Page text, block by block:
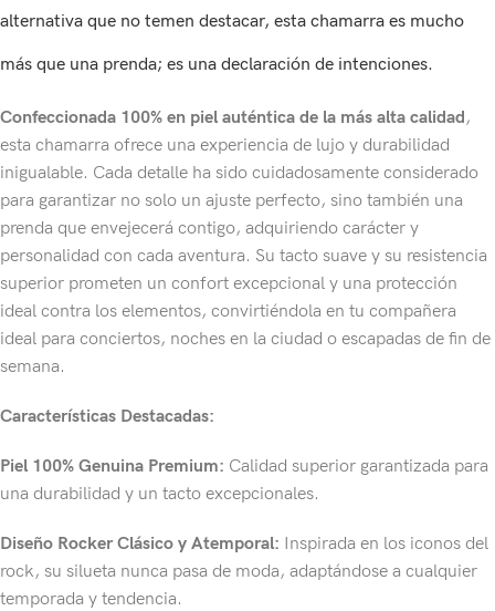
alternativa que no temen destacar, esta chamarra es mucho
más que una prenda; es una declaración de intenciones.
Confeccionada 100% en piel auténtica de la más alta calidad,
esta chamarra ofrece una experiencia de lujo y durabilidad
inigualable. Cada detalle ha sido cuidadosamente considerado
para garantizar no solo un ajuste perfecto, sino también una
prenda que envejecerá contigo, adquiriendo carácter y
personalidad con cada aventura. Su tacto suave y su resistencia
superior prometen un confort excepcional y una protección
ideal contra los elementos, convirtiéndola en tu compañera
ideal para conciertos, noches en la ciudad o escapadas de fin de
semana.
Características Destacadas:
Piel 100% Genuina Premium: Calidad superior garantizada para
una durabilidad y un tacto excepcionales.
Diseño Rocker Clásico y Atemporal: Inspirada en los iconos del
rock, su silueta nunca pasa de moda, adaptándose a cualquier
temporada y tendencia.